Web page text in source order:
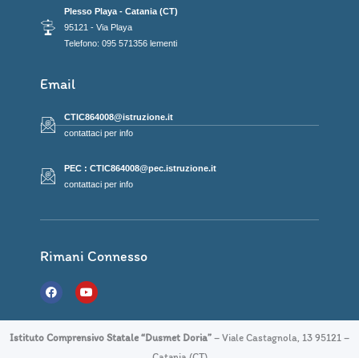
Plesso Playa - Catania (CT)
95121 - Via Playa
Telefono: 095 571356 lementi
Email
CTIC864008@istruzione.it
contattaci per info
PEC : CTIC864008@pec.istruzione.it
contattaci per info
Rimani Connesso
F
a
e
b
o
Y
o
t
b
Istituto Comprensivo Statale “Dusmet Doria” – Viale Castagnola, 13 95121 –